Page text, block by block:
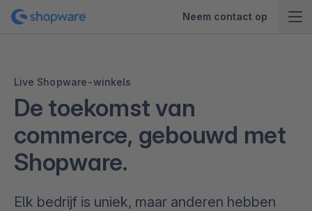
Neem contact op
Live Shopware-winkels
De toekomst van
commerce, gebouwd met
Shopware.
Elk bedrijf is uniek, maar anderen hebben